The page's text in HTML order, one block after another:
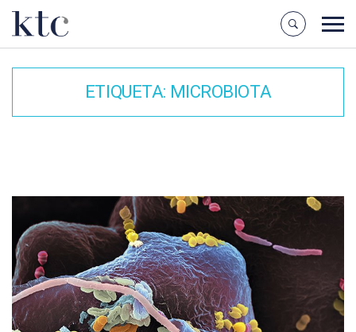
ETIQUETA: MICROBIOTA